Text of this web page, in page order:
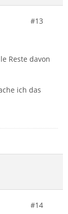
#13
Reste davon
ich das
#14